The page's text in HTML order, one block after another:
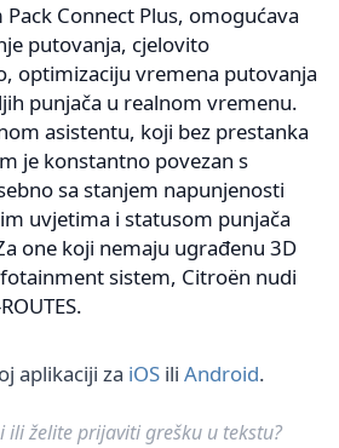
Connect Plus, omogućava
putovanja, cjelovito
optimizaciju vremena putovanja
punjača u realnom vremenu.
asistentu, koji bez prestanka
je konstantno povezan s
sa stanjem napunjenosti
uvjetima i statusom punjača
one koji nemaju ugrađenu 3D
sistem, Citroën nudi
aplikaciji za iOS ili Android.
ili želite prijaviti grešku u tekstu?